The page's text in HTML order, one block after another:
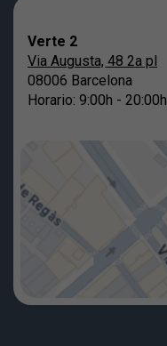
Verte 2
Via Augusta, 48 2a pl
08006 Barcelona
Horario: 9:00h - 20:00h